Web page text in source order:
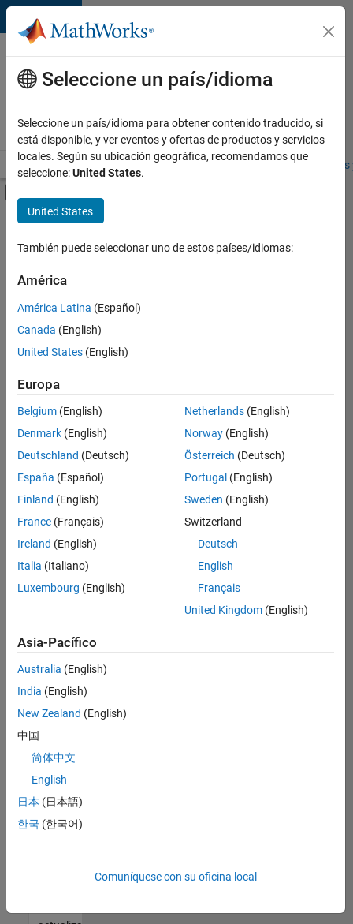
Saltar al contenido
Ofertas
de
empleo
MathWorks
Visión general Búsqueda de empleo Oficinas locales
Contenido principal
FILTRADO POR
Actualmente
no
puestos
disponibles
se
correspondan
con
sus
criterios
de
búsqueda.
Pruebe
ampliar
su
búsqueda
todos
Si aun
encontrara
ninguna
vacante
ajuste
a sus
cualificaciones,
únase
a
nuestra
Seleccione un país/idioma
Seleccione un país/idioma para obtener contenido traducido, si
está disponible, y ver eventos y ofertas de productos y servicios
locales. Según su ubicación geográfica, recomendamos que
seleccione:United States.
United States
También puede seleccionar uno de estos países/idiomas:
América
América Latina (Español)
Canada (English)
United States (English)
Europa
Belgium (English)
Denmark (English)
Deutschland (Deutsch)
España (Español)
Finland (English)
France (Français)
Ireland (English)
Italia (Italiano)
Luxembourg (English)
Netherlands(English)
Norway(English)
Österreich (Deutsch)
Portugal (English)
Sweden (English)
Switzerland
Deutsch
English
Français
United Kingdom(English)
Asia-Pacífico
Australia (English)
India (English)
New Zealand (English)
中国
简体中文
English
日本 (日本語)
한국 (한국어)
Comuníquese con su oficina local